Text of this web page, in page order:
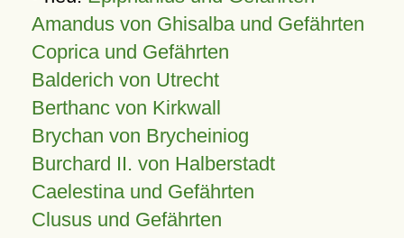
Amandus von Ghisalba und Gefährten
Coprica und Gefährten
Balderich von Utrecht
Berthanc von Kirkwall
Brychan von Brycheiniog
Burchard II. von Halberstadt
Caelestina und Gefährten
Clusus und Gefährten